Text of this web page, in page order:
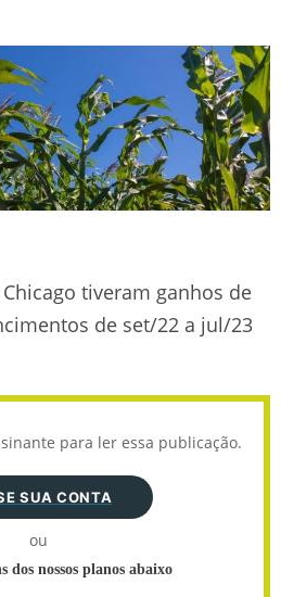
tiveram ganhos de
de set/22 a jul/23
para ler essa publicação.
SUA CONTA
ou
dos nossos planos abaixo